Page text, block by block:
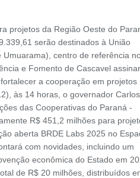
projetos da Região Oeste do
serão destinados à União
centro de referência
e Fomento de Cascavel
a cooperação em projetos
às 14 horas, o governador Carlos
das Cooperativas do Paraná -
R$ 451,2 milhões para
aberta BRDE Labs 2025 no
com novidades, incluindo um
econômica do Estado em
de R$ 20 milhões, distribuídos